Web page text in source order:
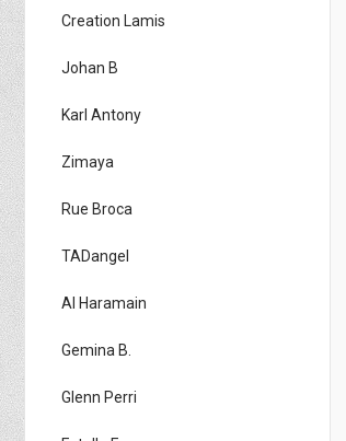
Creation Lamis
Johan B
Karl Antony
Zimaya
Rue Broca
TADangel
Al Haramain
Gemina B.
Glenn Perri